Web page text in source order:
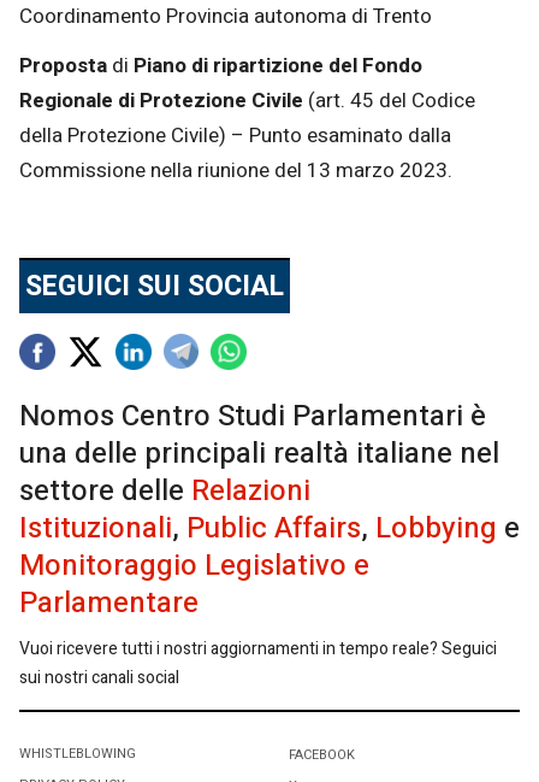
Coordinamento Provincia autonoma di Trento
Proposta di Piano di ripartizione del Fondo
Regionale di Protezione Civile (art. 45 del Codice
della Protezione Civile) – Punto esaminato dalla
Commissione nella riunione del 13 marzo 2023.
SEGUICI SUI SOCIAL
Nomos Centro Studi Parlamentari è
una delle principali realtà italiane nel
settore delle Relazioni
Istituzionali, Public Affairs, Lobbying e
Monitoraggio Legislativo e
Parlamentare
Vuoi ricevere tutti i nostri aggiornamenti in tempo reale? Seguici
sui nostri canali social
WHISTLEBLOWING
FACEBOOK